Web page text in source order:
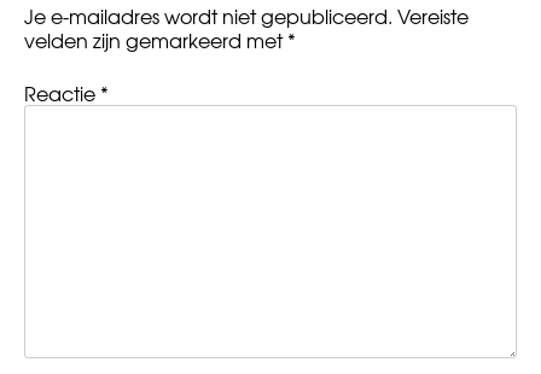
Je e-mailadres wordt niet gepubliceerd. Vereiste
velden zijn gemarkeerd met*
Reactie *